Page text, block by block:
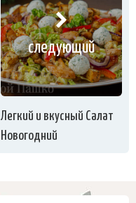
следующий
Легкий и вкусный Салат
Новогодний